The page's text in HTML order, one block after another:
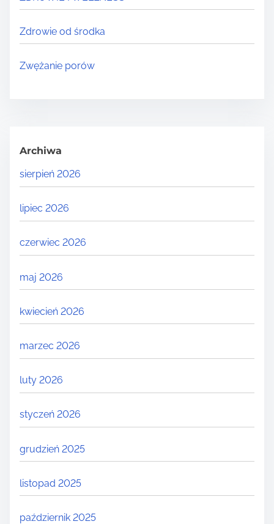
Zdrowie od środka
Zwężanie porów
Archiwa
sierpień 2026
lipiec 2026
czerwiec 2026
maj 2026
kwiecień 2026
marzec 2026
luty 2026
styczeń 2026
grudzień 2025
listopad 2025
październik 2025